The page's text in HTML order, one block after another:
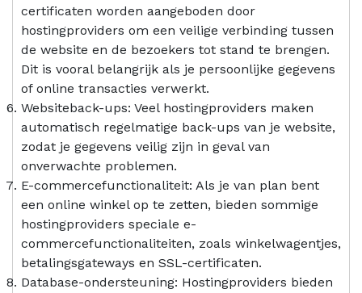
certificaten worden aangeboden door
hostingproviders om een veilige verbinding tussen
de website en de bezoekers tot stand te brengen.
Dit is vooral belangrijk als je persoonlijke gegevens
of online transacties verwerkt.
Websiteback-ups: Veel hostingproviders maken
automatisch regelmatige back-ups van je website,
zodat je gegevens veilig zijn in geval van
onverwachte problemen.
E-commercefunctionaliteit: Als je van plan bent
een online winkel op te zetten, bieden sommige
hostingproviders speciale e-
commercefunctionaliteiten, zoals winkelwagentjes,
betalingsgateways en SSL-certificaten.
Database-ondersteuning: Hostingproviders bieden